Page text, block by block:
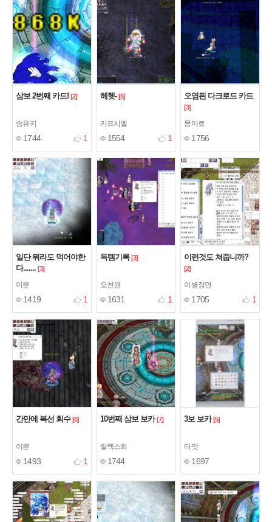
삼보 2번째 카드! [2]
송유키
1744 1
헤헷- [5]
카프시엘
1554 1
오염된 다크로드 카드
[3]
몽마로
1756
일단 뭐라도 먹어야한
다....... [3]
이뿐
1419 1
득템기록 [3]
오천원
1631 1
이런것도 쳐줍니까?
[2]
이별장면
1705 1
간만에 복선 회수 [6]
이뿐
1493 1
10번째 삼보 보카 [7]
릴렉스회
1744
3보 보카 [5]
타맛
1697